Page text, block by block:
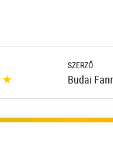
★
SZERZŐ
Budai